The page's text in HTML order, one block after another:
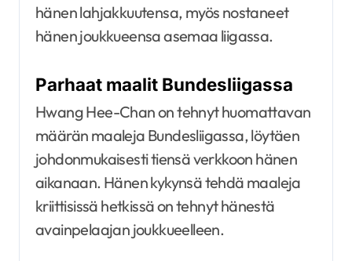
hänen lahjakkuutensa, myös nostaneet
hänen joukkueensa asemaa liigassa.
Parhaat maalit Bundesliigassa
Hwang Hee-Chan on tehnyt huomattavan
määrän maaleja Bundesliigassa, löytäen
johdonmukaisesti tiensä verkkoon hänen
aikanaan. Hänen kykynsä tehdä maaleja
kriittisissä hetkissä on tehnyt hänestä
avainpelaajan joukkueelleen.